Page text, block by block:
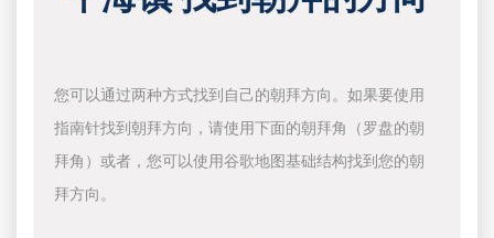
您可以通过两种方式找到自己的朝拜方向。如果要使用
指南针找到朝拜方向，请使用下面的朝拜角（罗盘的朝
拜角）或者，您可以使用谷歌地图基础结构找到您的朝
拜方向。